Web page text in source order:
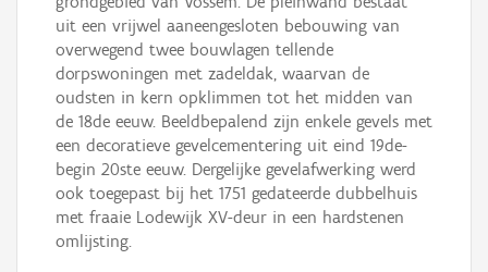
uit een vrijwel aaneengesloten bebouwing van
overwegend twee bouwlagen tellende
dorpswoningen met zadeldak, waarvan de
oudsten in kern opklimmen tot het midden van
de 18de eeuw. Beeldbepalend zijn enkele gevels met
een decoratieve gevelcementering uit eind 19de-
begin 20ste eeuw. Dergelijke gevelafwerking werd
ook toegepast bij het 1751 gedateerde dubbelhuis
met fraaie Lodewijk XV-deur in een hardstenen
omlijsting.